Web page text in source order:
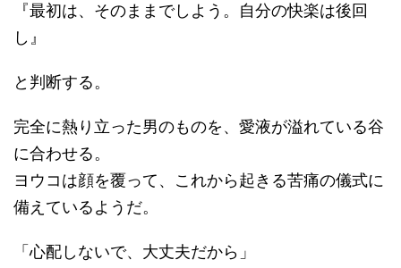
『最初は、そのままでしよう。自分の快楽は後回
し』
と判断する。
完全に熱り立った男のものを、愛液が溢れている谷
に合わせる。
ヨウコは顔を覆って、これから起きる苦痛の儀式に
備えているようだ。
「心配しないで、大丈夫だから」